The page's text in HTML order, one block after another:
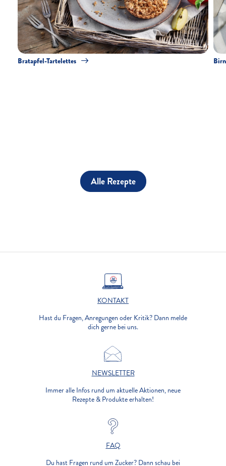
Bratapfel-Tartelettes
Alle Rezepte
KONTAKT
Hast du Fragen, Anregungen oder Kritik? Dann melde
dich gerne bei uns.
NEWSLETTER
Immer alle Infos rund um aktuelle Aktionen, neue
Rezepte & Produkte erhalten!
FAQ
Du hast Fragen rund um Zucker? Dann schau bei